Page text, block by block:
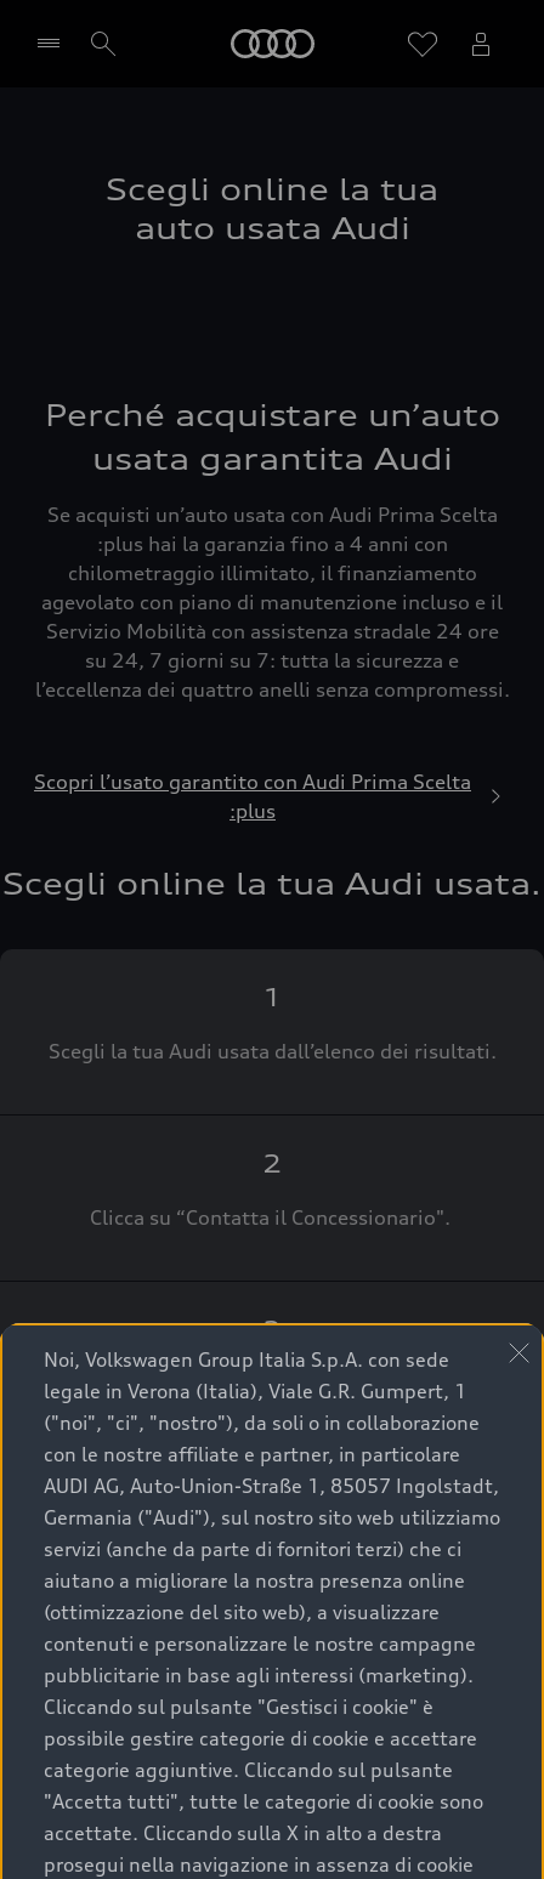
Scegli online la tua
auto usata Audi
Perché acquistare un’auto
usata garantita Audi
Se acquisti un’auto usata con Audi Prima Scelta
:plus hai la garanzia fino a 4 anni con
chilometraggio illimitato, il finanziamento
agevolato con piano di manutenzione incluso e il
Servizio Mobilità con assistenza stradale 24 ore
su 24, 7 giorni su 7: tutta la sicurezza e
l’eccellenza dei quattro anelli senza compromessi.
Scopri l’usato garantito con Audi Prima Scelta
:plus
Scegli online la tua Audi usata.
1
Scegli la tua Audi usata dall’elenco dei risultati.
2
Clicca su “Contatta il Concessionario".
3
A breve verrai ricontattato dal Customer Care
Audi Center o direttamente dal Concessionario
che ti supporterà per finalizzare la tua richiesta.
La qualità di acquistare
un’auto usata Audi
Scegliere un’auto usata è una decisione che coniuga
convenienza, affidabilità e sostenibilità. Per fare un
acquisto sicuro, è essenziale considerare aspetti
determinanti come la garanzia inclusa e l’affidabilità del
marchio. Audi offre l’auto usata perfetta tramite Audi
Prima Scelta :plus
Noi, Volkswagen Group Italia S.p.A. con sede
legale in Verona (Italia), Viale G.R. Gumpert, 1
("noi", "ci", "nostro"), da soli o in collaborazione
con le nostre affiliate e partner, in particolare
AUDI AG, Auto-Union-Straße 1, 85057 Ingolstadt,
Germania ("Audi"), sul nostro sito web utilizziamo
servizi (anche da parte di fornitori terzi) che ci
aiutano a migliorare la nostra presenza online
(ottimizzazione del sito web), a visualizzare
contenuti e personalizzare le nostre campagne
pubblicitarie in base agli interessi (marketing).
Cliccando sul pulsante "Gestisci i cookie" è
possibile gestire categorie di cookie e accettare
categorie aggiuntive. Cliccando sul pulsante
"Accetta tutti", tutte le categorie di cookie sono
accettate. Cliccando sulla X in alto a destra
prosegui nella navigazione in assenza di cookie